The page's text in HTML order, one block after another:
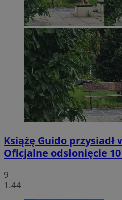
Książę Guido przysiadł
Oficjalne odsłonięcie
9
1.44